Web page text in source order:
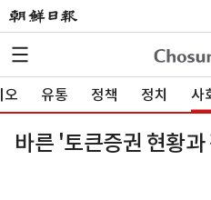
오 유통 정책 정치 사
바른 '토큰증권 현황